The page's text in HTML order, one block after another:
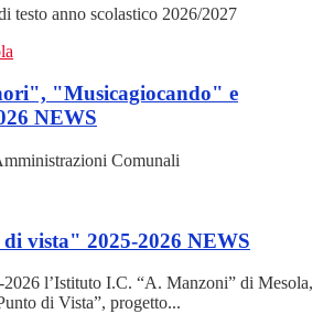
testo anno scolastico 2026/2027
"Musicagiocando" e
NEWS
Comunali
vista" 2025-2026 NEWS
2026 l’Istituto I.C. “A. Manzoni” di Mesola,
di Vista”, progetto...